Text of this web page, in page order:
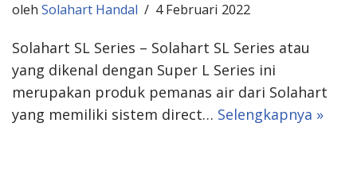
oleh Solahart Handal 4 Februari 2022
Solahart SL Series – Solahart SL Series atau
yang dikenal dengan Super L Series ini
merupakan produk pemanas air dari Solahart
yang memiliki sistem direct… Selengkapnya »